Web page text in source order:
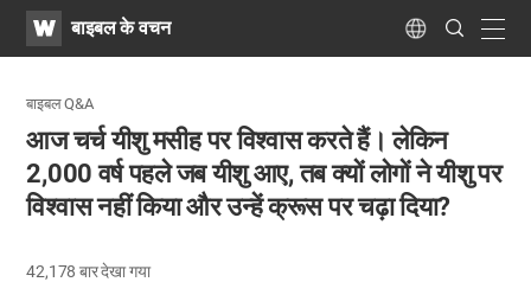
WATVबाइबल के वचन Language
Search
Submit
बाइबल Q&A
आज चर्च यीशु मसीह पर विश्वास करते हैं। लेकिन
2,000 वर्ष पहले जब यीशु आए, तब क्यों लोगों ने यीशु पर
विश्वास नहीं किया और उन्हें क्रूस पर चढ़ा दिया?
42,178बार देखा गया